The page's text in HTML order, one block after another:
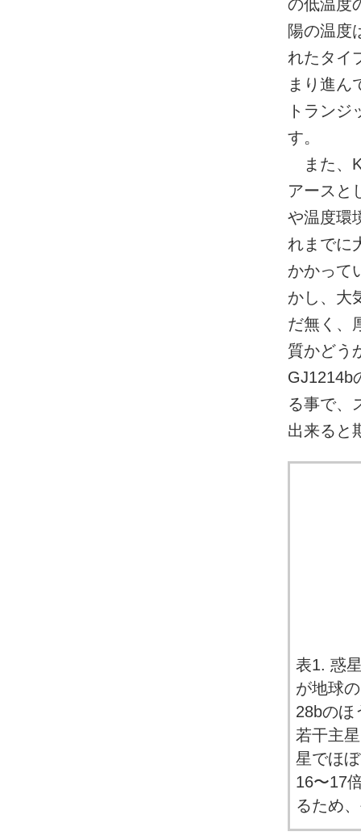
の低温度
陽の温度
れたタイ
まり進ん
トラン
す。
また、
アースと
や温度環
れまでに
かかって
かし、大
だ無く、
質かどう
GJ1214b
る事で、
出来ると
表1. 惑
が地球
28bのほ
若干主
星でほ
16〜17
るため